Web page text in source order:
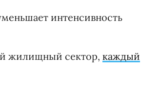
интенсивность
жилищный сектор, каждый